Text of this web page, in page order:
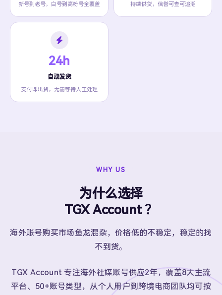
新号到老号，白号到高粉号全覆盖 持续供货，信誉可查可追溯
24h
自动发货
支付即出货，无需等待人工处理
WHY US
为什么选择
TGX Account ？
海外账号购买市场鱼龙混杂，价格低的不稳定，稳定的找
不到货。
TGX Account 专注海外社媒账号供应2年，覆盖8大主流
平台、50+账号类型，从个人用户到跨境电商团队均可按